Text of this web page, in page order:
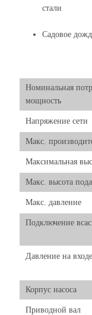
стали
Садовое
Номинальная
мощность
Напряжение сети
Макс.
Максимальная
Макс. высота
Макс. давление
Подключение
Давление на входе
Корпус насоса
Приводной вал